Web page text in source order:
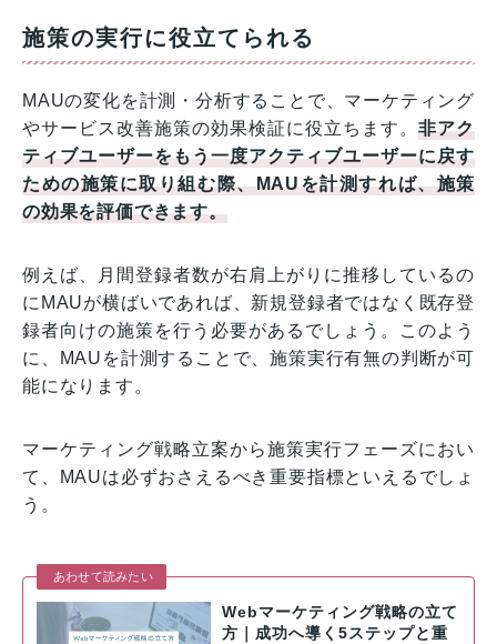
施策の実行に役立てられる
MAUの変化を計測・分析することで、マーケティング
やサービス改善施策の効果検証に役立ちます。非アク
ティブユーザーをもう一度アクティブユーザーに戻す
ための施策に取り組む際、MAUを計測すれば、施策
の効果を評価できます。
例えば、月間登録者数が右肩上がりに推移しているの
にMAUが横ばいであれば、新規登録者ではなく既存登
録者向けの施策を行う必要があるでしょう。このよう
に、MAUを計測することで、施策実行有無の判断が可
能になります。
マーケティング戦略立案から施策実行フェーズにおい
て、MAUは必ずおさえるべき重要指標といえるでしょ
う。
あわせて読みたい
Webマーケティング戦略の立て
方｜成功へ導く5ステップと重